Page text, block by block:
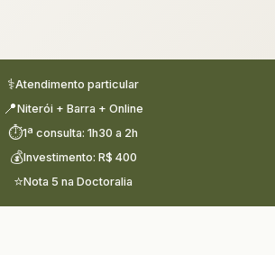
⚕Atendimento particular
📍Niterói + Barra + Online
⏱1ª consulta: 1h30 a 2h
💰Investimento: R$ 400
⭐Nota 5 na Doctoralia